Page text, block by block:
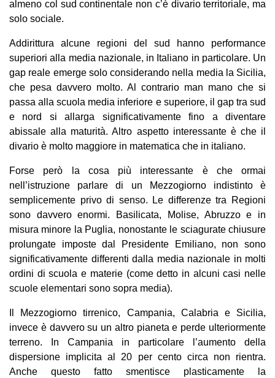
almeno col sud continentale non c’è divario territoriale, ma
solo sociale.
Addirittura alcune regioni del sud hanno performance
superiori alla media nazionale, in Italiano in particolare. Un
gap reale emerge solo considerando nella media la Sicilia,
che pesa davvero molto. Al contrario man mano che si
passa alla scuola media inferiore e superiore, il gap tra sud
e nord si allarga significativamente fino a diventare
abissale alla maturità. Altro aspetto interessante è che il
divario è molto maggiore in matematica che in italiano.
Forse però la cosa più interessante è che ormai
nell’istruzione parlare di un Mezzogiorno indistinto è
semplicemente privo di senso. Le differenze tra Regioni
sono davvero enormi. Basilicata, Molise, Abruzzo e in
misura minore la Puglia, nonostante le sciagurate chiusure
prolungate imposte dal Presidente Emiliano, non sono
significativamente differenti dalla media nazionale in molti
ordini di scuola e materie (come detto in alcuni casi nelle
scuole elementari sono sopra media).
Il Mezzogiorno tirrenico, Campania, Calabria e Sicilia,
invece è davvero su un altro pianeta e perde ulteriormente
terreno. In Campania in particolare l’aumento della
dispersione implicita al 20 per cento circa non rientra.
Anche questo fatto smentisce plasticamente la